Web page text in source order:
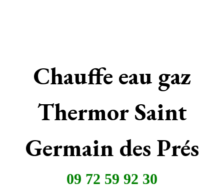
Chauffe eau gaz
Thermor Saint
Germain des Prés
09 72 59 92 30